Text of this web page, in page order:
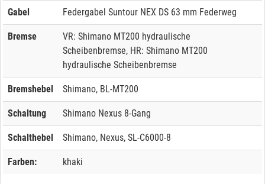
Gabel Federgabel Suntour NEX DS 63 mm Federweg
Bremse
VR: Shimano MT200 hydraulische
Scheibenbremse, HR: Shimano MT200
hydraulische Scheibenbremse
Bremshebel Shimano, BL-MT200
Schaltung Shimano Nexus 8-Gang
Schalthebel Shimano, Nexus, SL-C6000-8
Farben: khaki